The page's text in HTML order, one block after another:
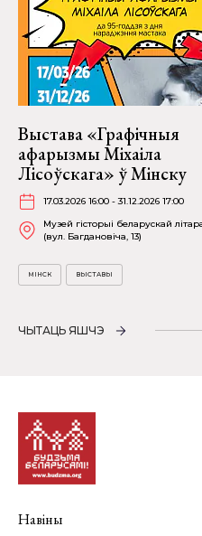
Выстава «Графічныя
афарызмы Міхаіла
Лісоўскага» ў Мінску
17.03.2026 16:00 - 31.12.2026 17:00
Музей гісторыі беларускай
(вул. Багдановіча, 13)
МІНСК ВЫСТАВЫ
ЧЫТАЦЬ ЯШЧЭ
Навіны